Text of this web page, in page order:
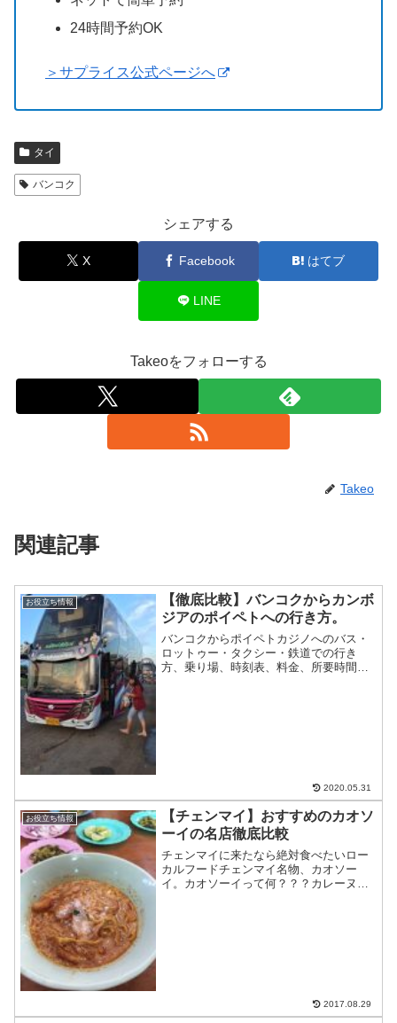
24時間予約OK
＞サプライス公式ページへ
タイ
バンコク
シェアする
X Facebook はてブ
LINE
Takeoをフォローする
Takeo
関連記事
お役立ち情報
【徹底比較】バンコクからカンボ
ジアのポイペトへの行き方。
バンコクからポイペトカジノへのバス・
ロットゥー・タクシー・鉄道での行き
方、乗り場、時刻表、料金、所要時間ま
2020.05.31
お役立ち情報
【チェンマイ】おすすめのカオソ
ーイの名店徹底比較
チェンマイに来たなら絶対食べたいロー
カルフードチェンマイ名物、カオソー
イ。カオソーイって何？？？カレーヌー
2017.08.29